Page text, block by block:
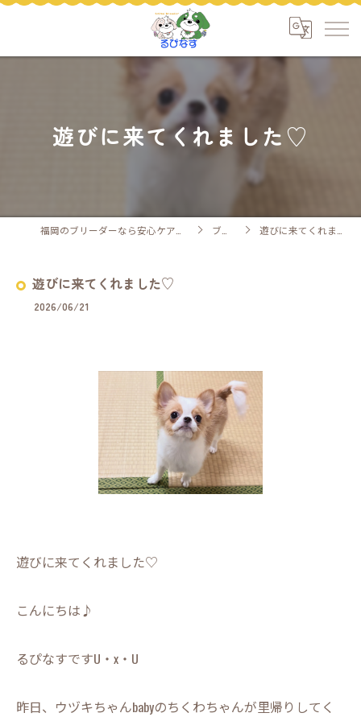
遊びに来てくれました♡
ブログ 遊びに来てくれました♡
遊びに来てくれました♡
2026/06/21
遊びに来てくれました♡
こんにちは♪
るぴなすですU・x・U
昨日、ウヅキちゃんbabyのちくわちゃんが里帰りしてく